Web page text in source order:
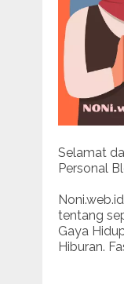
Selamat
Personal
tentang
Gaya
Hiburan.